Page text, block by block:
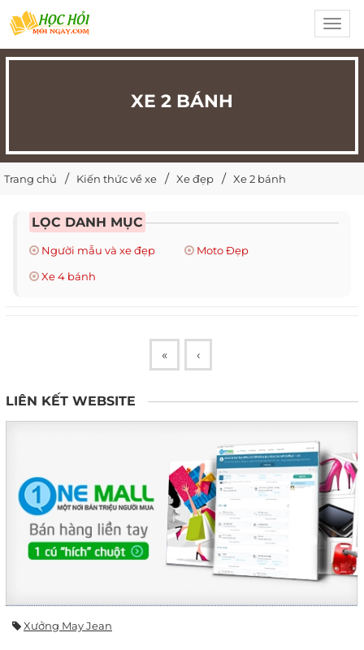
XE 2 BÁNH
Trang chủ Kiến thức về xe Xe đẹp Xe 2 bánh
LỌC DANH MỤC
Người mẫu và xe đẹp
Moto Đẹp
Xe 4 bánh
« ‹
LIÊN KẾT WEBSITE
Xưởng May Jean